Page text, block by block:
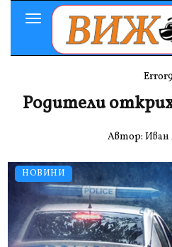
Toggle
Navigation
НОВИНИ
Error9
Родители
Автор: Иван